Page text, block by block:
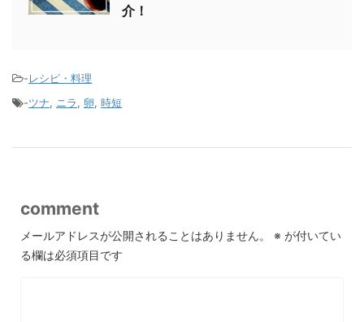
介！
-レシピ・料理
-ツナ, ニラ, 卵, 時短
comment
メールアドレスが公開されることはありません。 ※ が付いてい
る欄は必須項目です